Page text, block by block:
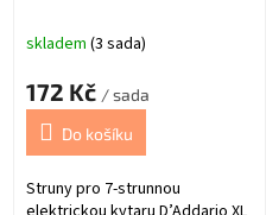
skladem (3 sada)
172 Kč / sada
Do košíku
Struny pro 7-strunnou